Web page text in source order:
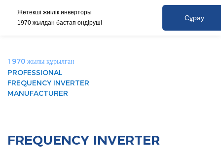
Жетекші жиілік инверторы
1970 жылдан бастап өндіруші
Сұрау
1970 жылы құрылған
PROFESSIONAL
FREQUENCY INVERTER
MANUFACTURER
FREQUENCY INVERTER